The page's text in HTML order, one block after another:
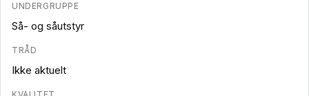
UNDERGRUPPE
Så- og såutstyr
TRÅD
Ikke aktuelt